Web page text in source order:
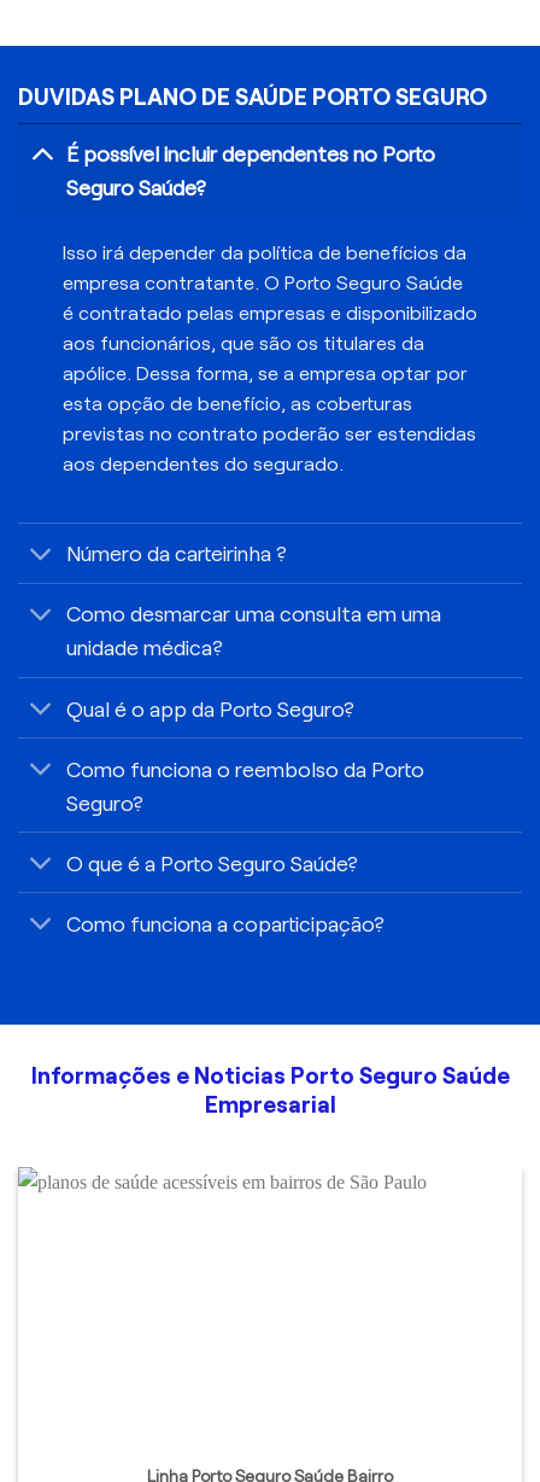
DUVIDAS PLANO DE SAÚDE PORTO SEGURO
É possível incluir dependentes no Porto
Seguro Saúde?
Isso irá depender da política de benefícios da
empresa contratante. O Porto Seguro Saúde
é contratado pelas empresas e disponibilizado
aos funcionários, que são os titulares da
apólice. Dessa forma, se a empresa optar por
esta opção de benefício, as coberturas
previstas no contrato poderão ser estendidas
aos dependentes do segurado.
Número da carteirinha ?
Como desmarcar uma consulta em uma
unidade médica?
Qual é o app da Porto Seguro?
Como funciona o reembolso da Porto
Seguro?
O que é a Porto Seguro Saúde?
Como funciona a coparticipação?
Informações e Noticias Porto Seguro Saúde
Empresarial
Linha Porto Seguro Saúde Bairro